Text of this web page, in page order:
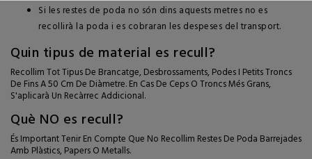
Si les restes de poda no són dins aquests metres no es
recollirà la poda i es cobraran les despeses del transport.
Quin tipus de material es recull?
Recollim Tot Tipus De Brancatge, Desbrossaments, Podes I Petits Troncs
De Fins A 50 Cm De Diàmetre. En Cas De Ceps O Troncs Més Grans,
S'aplicarà Un Recàrrec Addicional.
Què NO es recull?
És Important Tenir En Compte Que No Recollim Restes De Poda Barrejades
Amb Plàstics, Papers O Metalls.